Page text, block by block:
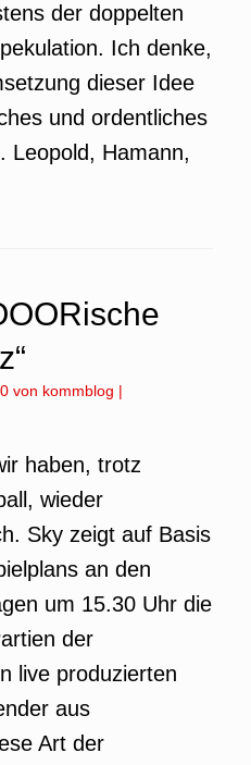
der doppelten
Ich denke,
dieser Idee
und ordentliches
Leopold, Hamann,
von kommblog |
haben, trotz
wieder
Sky zeigt auf Basis
an den
um 15.30 Uhr die
der
live produzierten
aus
Art der